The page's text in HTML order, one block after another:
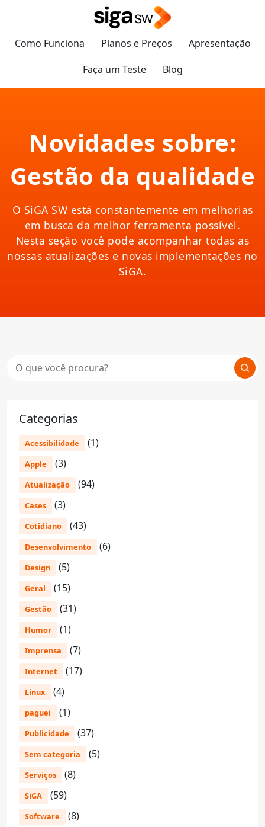
Como Funciona Planos e Preços
Apresentação
Faça um Teste
Blog
Novidades sobre:
Gestão da qualidade
O SiGA SW está constantemente em melhorias
em busca da melhor ferramenta possível.
Nesta seção você pode acompanhar todas as
nossas atualizações e novas implementações no
SiGA.
Categorias
Acessibilidade (1)
Apple (3)
Atualização (94)
Cases (3)
Cotidiano (43)
Desenvolvimento (6)
Design (5)
Geral (15)
Gestão (31)
Humor (1)
Imprensa (7)
Internet (17)
Linux (4)
paguei (1)
Publicidade (37)
Sem categoria (5)
Serviços (8)
SiGA (59)
Software (8)